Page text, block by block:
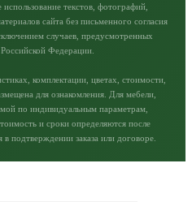
текстов, фотографий,
сайта без письменного согласия
случаев, предусмотренных
Федерации.
комплектации, цветах, стоимости,
для ознакомления. Для мебели,
по индивидуальным параметрам,
и сроки определяются после
в подтверждении заказа или договоре.